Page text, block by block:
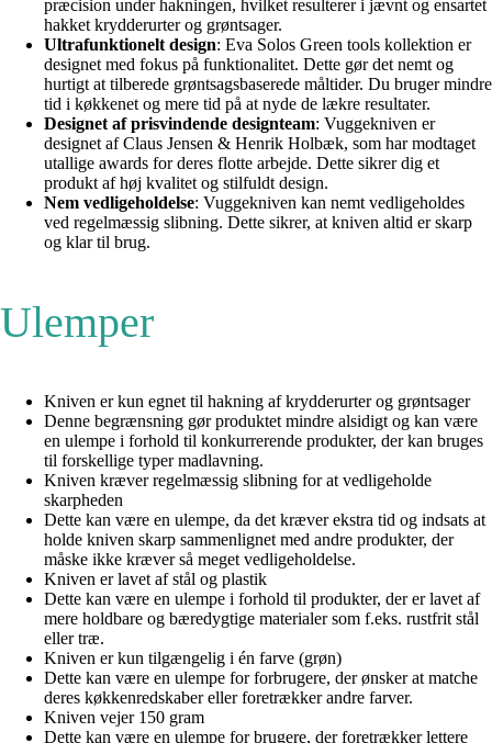
præcision under hakningen, hvilket resulterer i jævnt og ensartet
hakket krydderurter og grøntsager.
Ultrafunktionelt design: Eva Solos Green tools kollektion er
designet med fokus på funktionalitet. Dette gør det nemt og
hurtigt at tilberede grøntsagsbaserede måltider. Du bruger mindre
tid i køkkenet og mere tid på at nyde de lækre resultater.
Designet af prisvindende designteam: Vuggekniven er
designet af Claus Jensen & Henrik Holbæk, som har modtaget
utallige awards for deres flotte arbejde. Dette sikrer dig et
produkt af høj kvalitet og stilfuldt design.
Nem vedligeholdelse: Vuggekniven kan nemt vedligeholdes
ved regelmæssig slibning. Dette sikrer, at kniven altid er skarp
og klar til brug.
Ulemper
Kniven er kun egnet til hakning af krydderurter og grøntsager
Denne begrænsning gør produktet mindre alsidigt og kan være
en ulempe i forhold til konkurrerende produkter, der kan bruges
til forskellige typer madlavning.
Kniven kræver regelmæssig slibning for at vedligeholde
skarpheden
Dette kan være en ulempe, da det kræver ekstra tid og indsats at
holde kniven skarp sammenlignet med andre produkter, der
måske ikke kræver så meget vedligeholdelse.
Kniven er lavet af stål og plastik
Dette kan være en ulempe i forhold til produkter, der er lavet af
mere holdbare og bæredygtige materialer som f.eks. rustfrit stål
eller træ.
Kniven er kun tilgængelig i én farve (grøn)
Dette kan være en ulempe for forbrugere, der ønsker at matche
deres køkkenredskaber eller foretrækker andre farver.
Kniven vejer 150 gram
Dette kan være en ulempe for brugere, der foretrækker lettere